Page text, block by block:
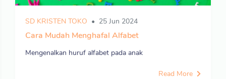
SD KRISTEN TOKO 25 Jun 2024
Cara Mudah Menghafal Alfabet
Mengenalkan huruf alfabet pada anak
Read More